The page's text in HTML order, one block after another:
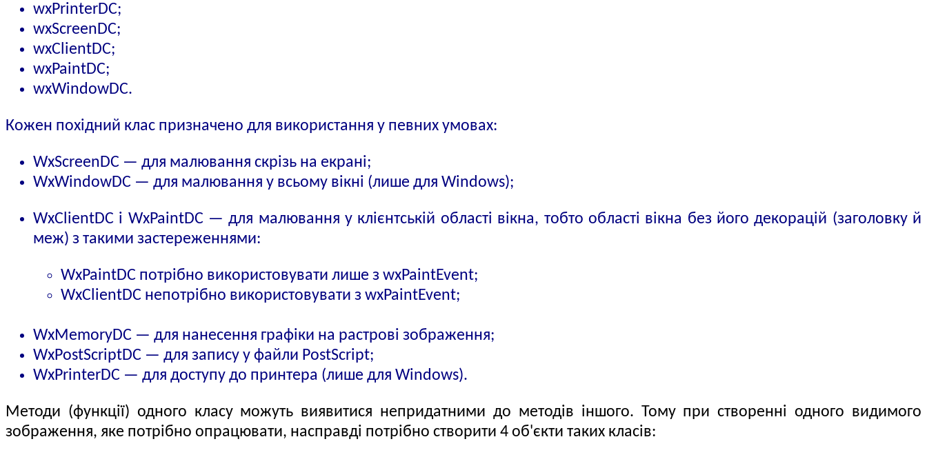
wxPrinterDC;
wxScreenDC;
wxClientDC;
wxPaintDC;
wxWindowDC.
Кожен похідний клас призначено для використання у певних умовах:
WxScreenDC — для малювання скрізь на екрані;
WxWindowDC — для малювання у всьому вікні (лише для Windows);
WxClientDC і WxPaintDC — для малювання у клієнтській області вікна, тобто області вікна без його декорацій (заголовку й
меж) з такими застереженнями:
WxPaintDC потрібно використовувати лише з wxPaintEvent;
WxClientDC непотрібно використовувати з wxPaintEvent;
WxMemoryDC — для нанесення графіки на растрові зображення;
WxPostScriptDC — для запису у файли PostScript;
WxPrinterDC — для доступу до принтера (лише для Windows).
Методи (функції) одного класу можуть виявитися непридатними до методів іншого. Тому при створенні одного видимого
зображення, яке потрібно опрацювати, насправді потрібно створити 4 об'єкти таких класів: